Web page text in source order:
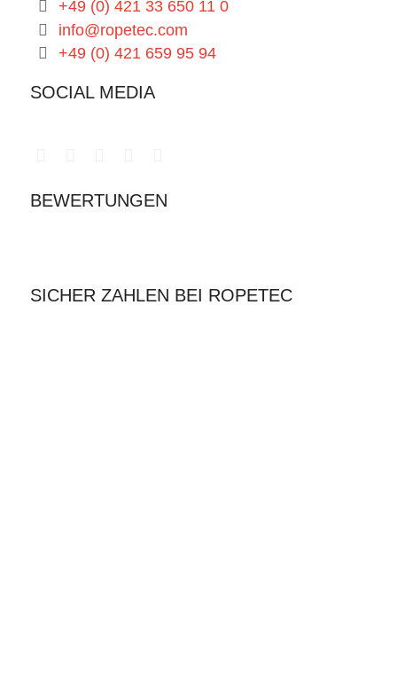
+49 (0) 421 33 650 11 0
info@ropetec.com
+49 (0) 421 659 95 94
SOCIAL MEDIA
BEWERTUNGEN
SICHER ZAHLEN BEI ROPETEC